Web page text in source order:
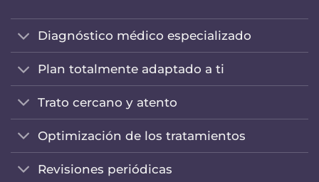
Diagnóstico médico especializado
Plan totalmente adaptado a ti
Trato cercano y atento
Optimización de los tratamientos
Revisiones periódicas